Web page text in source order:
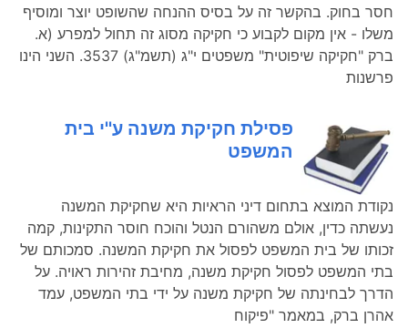
חסר בחוק. בהקשר זה על בסיס ההנחה שהשופט יוצר ומוסיף
משלו - אין מקום לקבוע כי חקיקה מסוג זה תחול למפרע (א.
ברק "חקיקה שיפוטית" משפטים י"ג (תשמ"ג) 3537. השני הינו
פרשנות
פסילת חקיקת משנה ע''י בית
המשפט
נקודת המוצא בתחום דיני הראיות היא שחקיקת המשנה
נעשתה כדין, אולם משהורם הנטל והוכח חוסר התקינות, קמה
זכותו של בית המשפט לפסול את חקיקת המשנה. סמכותם של
בתי המשפט לפסול חקיקת משנה, מחיבת זהירות ראויה. על
הדרך לבחינתה של חקיקת משנה על ידי בתי המשפט, עמד
אהרן ברק, במאמר "פיקוח